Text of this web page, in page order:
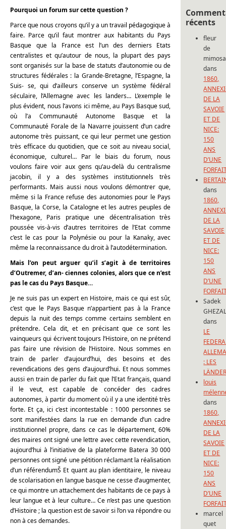
Pourquoi un forum sur cette question ?
Parce que nous croyons qu’il y a un travail pédagogique à
faire. Parce qu’il faut montrer aux habitants du Pays
Basque que la France est l’un des derniers Etats
centralistes et qu’autour de nous, la plupart des pays
sont organisés sur la base de statuts d’autonomie ou de
structures fédérales : la Grande-Bretagne, l’Espagne, la
Suis- se, qui d’ailleurs conserve un système fédéral
séculaire, l’Allemagne avec les landers… L’exemple le
plus évident, nous l’avons ici même, au Pays Basque sud,
où l’a Communauté Autonome Basque et la
Communauté Forale de la Navarre jouissent d’un cadre
autonome très puissant, ce qui leur permet une gestion
très efficace du quotidien, que ce soit au niveau social,
économique, culturel… Par le biais du forum, nous
voulons faire voir aux gens qu’au-delà du centralisme
jacobin, il y a des systèmes institutionnels très
performants. Mais aussi nous voulons démontrer que,
même si la France refuse des autonomies pour le Pays
Basque, la Corse, la Catalogne et les autres peuples de
l’hexagone, Paris pratique une décentralisation très
poussée vis-à-vis d’autres territoires de l’Etat comme
c’est le cas pour la Polynésie ou pour la Kanaky, avec
même la reconnaissance du droit à l’autodétermination.
Mais l’on peut arguer qu’il s’agit à de territoires
d’Outremer, d’an- ciennes colonies, alors que ce n’est
pas le cas du Pays Basque…
Je ne suis pas un expert en Histoire, mais ce qui est sûr,
c’est que le Pays Basque n’appartient pas à la France
depuis la nuit des temps comme certains semblent en
prétendre. Cela dit, et en précisant que ce sont les
vainqueurs qui écrivent toujours l’Histoire, on ne prétend
pas faire une révision de l’Histoire. Nous sommes en
train de parler d’aujourd’hui, des besoins et des
revendications des gens d’aujourd’hui. Et nous sommes
aussi en train de parler du fait que l’Etat français, quand
il le veut, est capable de concéder des cadres
autonomes, à partir du moment où il y a une identité très
forte. Et ça, ici c’est incontestable : 1000 personnes se
sont manifestées dans la rue en demande d’un cadre
institutionnel propre, dans ce cas le département, 60%
des maires ont signé une lettre avec cette revendication,
aujourd’hui à l’initiative de la plateforme Batera 30 000
personnes ont signé une pétition réclamant la réalisation
d’un référendumŠ Et quant au plan identitaire, le niveau
de scolarisation en langue basque ne cesse d’augmenter,
ce qui montre un attachement des habitants de ce pays à
leur langue et à leur culture… Ce n’est pas une question
d’Histoire ; la question est de savoir si l’on va répondre ou
non à ces demandes.
récents
fleur
de
mimosa
dans
1860,
DE LA
SAVOIE
ET DE
NICE:
150
ANS
D’UNE
dans
1860,
DE LA
SAVOIE
ET DE
NICE:
150
ANS
D’UNE
Sadek
dans
LE
: LES
louis
dans
1860,
DE LA
SAVOIE
ET DE
NICE:
150
ANS
D’UNE
marcel
quet